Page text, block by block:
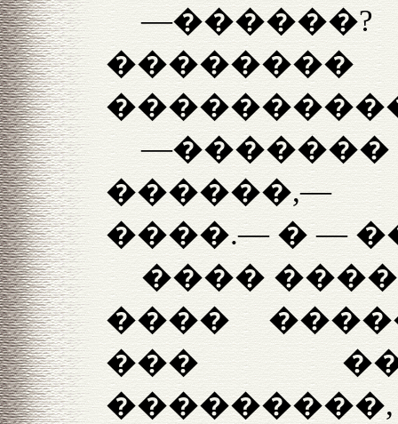
—�������
������,—
����.— � —
����
����
���